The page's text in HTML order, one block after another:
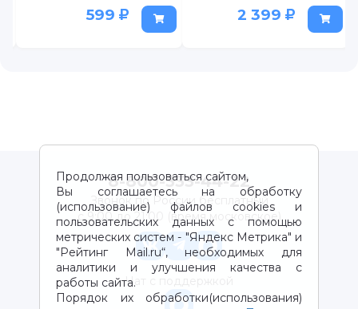
599 2 399
Продолжая пользоваться сайтом,
Вы соглашаетесь на обработку
(использование) файлов cookies и
пользовательских данных с помощью
метрических систем - "Яндекс Метрика" и
"Рейтинг Mail.ru“, необходимых для
аналитики и улучшения качества с
работы сайта.
Порядок их обработки(использования)
8-800-333-44-22
Звонок по России бесплатный
с 9:00 до 21:00 (время московское)
Чат с поддержкой